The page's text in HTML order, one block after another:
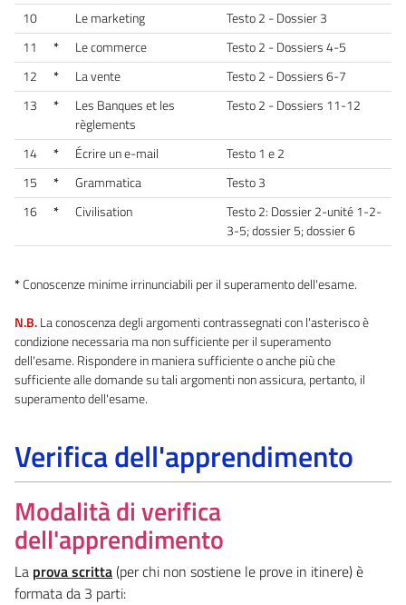
10 Le marketing
Testo 2 - Dossier 3
11
* Le commerce
Testo 2 - Dossiers 4-5
12
* La vente
Testo 2 - Dossiers 6-7
13
*
Les Banques et les
règlements
Testo 2 - Dossiers 11-12
14 * Écrire un e-mail
Testo 1 e 2
15
* Grammatica
Testo 3
16
* Civilisation
Testo 2: Dossier 2-unité 1-2-
3-5; dossier 5; dossier 6
*Conoscenze minime irrinunciabili per il superamento dell'esame.
N.B.La conoscenza degli argomenti contrassegnati con l'asterisco è
condizione necessaria ma non sufficiente per il superamento
dell'esame. Rispondere in maniera sufficiente o anche più che
sufficiente alle domande su tali argomenti non assicura, pertanto, il
superamento dell'esame.
Verifica dell'apprendimento
Modalità di verifica
dell'apprendimento
La prova scritta(per chi non sostiene le prove in itinere) è
formata da 3 parti: